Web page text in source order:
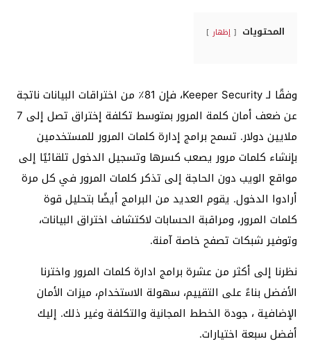
المحتويات إظهار
وفقًا لـ Keeper Security، فإن 81٪ من اختراقات البيانات ناتجة
عن ضعف أمان كلمة المرور بمتوسط تكلفة إختراق تصل إلى 7
ملايين دولار. تسمح برامج إدارة كلمات المرور للمستخدمين
بإنشاء كلمات مرور يصعب كسرها وتسجيل الدخول تلقائيًا إلى
مواقع الويب دون الحاجة إلى تذكر كلمات المرور في كل مرة
أرادوا الدخول. يقوم العديد من البرامج أيضًا بتحليل قوة
كلمات المرور، ومراقبة الحسابات لاكتشاف اختراق البيانات،
وتوفير شبكات تصفح خاصة آمنة.
نظرنا إلى أكثر من عشرة برامج ادارة كلمات المرور واخترنا
الأفضل بناءً على التقييم، سهولة الاستخدام، ميزات الأمان
الإضافية ، جودة الخطط المجانية والتكلفة وغير ذلك. إليك
أفضل سبعة اختيارات.